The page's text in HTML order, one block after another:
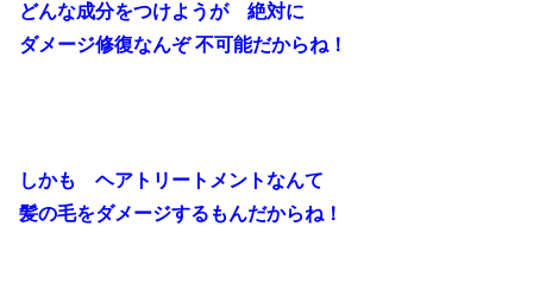
どんな成分をつけようが 絶対に
ダメージ修復なんぞ 不可能だからね！
しかも ヘアトリートメントなんて
髪の毛をダメージするもんだからね！